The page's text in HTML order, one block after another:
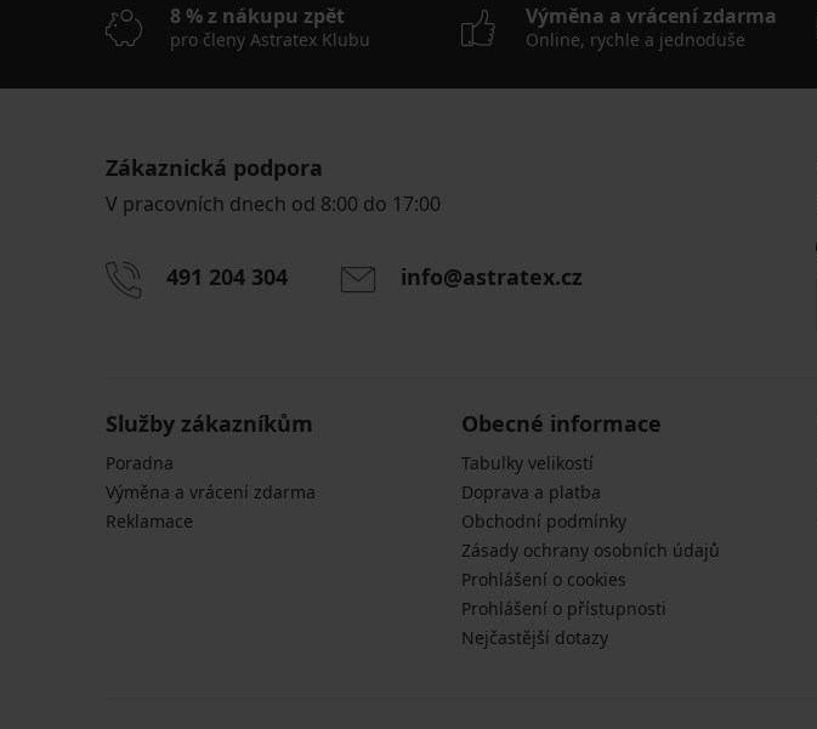
8 % z nákupu zpět
pro členy Astratex Klubu
Výměna a vrácení zdarma
Online, rychle a jednoduše
Zákaznická podpora
V pracovních dnech od 8:00 do 17:00
491 204 304 info@astratex.cz
Služby zákazníkům
Poradna
Výměna a vrácení zdarma
Reklamace
Obecné informace
Tabulky velikostí
Doprava a platba
Obchodní podmínky
Zásady ochrany osobních údajů
Prohlášení o cookies
Prohlášení o přístupnosti
Nejčastější dotazy